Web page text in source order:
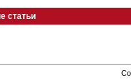
статьи